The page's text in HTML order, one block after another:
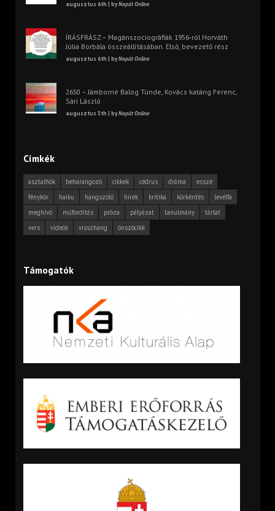
augusztus 6th | byNapút Online
ÍRÁSFRÁSZ – Magánszociográfiák 1956-ról Horváth
Júlia Borbála összeállításában. Első, bevezető rész
augusztus 6th | byNapút Online
2650 – Jámborné Balog Tünde, Kovács katáng Ferenc,
Sári László
augusztus 5th | byNapút Online
Címkék
asztalfiók beharangozó cikkek cédrus dráma
esszé
fénykör
haiku hangszóló hírek kritika körkérdés
levélfa
meghívó
műfordítás próza pályázat tanulmány
tárlat
vers
videók visszhang önszócikk
Támogatók